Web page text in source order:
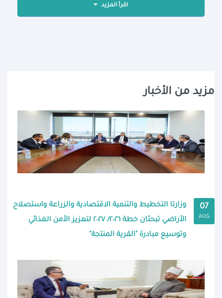
اقرأ المزيد
مزيد من الأخبار
07
AUG
وزارتا التخطيط والتنمية الاقتصادية والزراعة واستصلاح
الأراضي تبحثان خطة ٢٠٢٦/ ٢٠٢٧ لتعزيز الأمن الغذائي
وتوسيع مبادرة "القرية المنتجة"